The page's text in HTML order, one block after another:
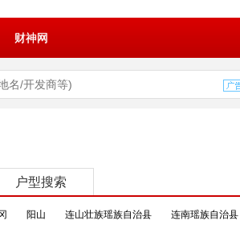
财神网
户型搜索
阳山 连山壮族瑶族自治县 连南瑶族自治县